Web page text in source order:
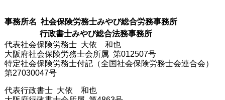
事務所名 社会保険労務士みやび総合労務事務所
行政書士みやび総合法務事務所
代表社会保険労務士 大依 和也
大阪府社会保険労務士会所属 第012507号
特定社会保険労務士付記（全国社会保険労務士会連合会）
第27030047号
代表行政書士 大依 和也